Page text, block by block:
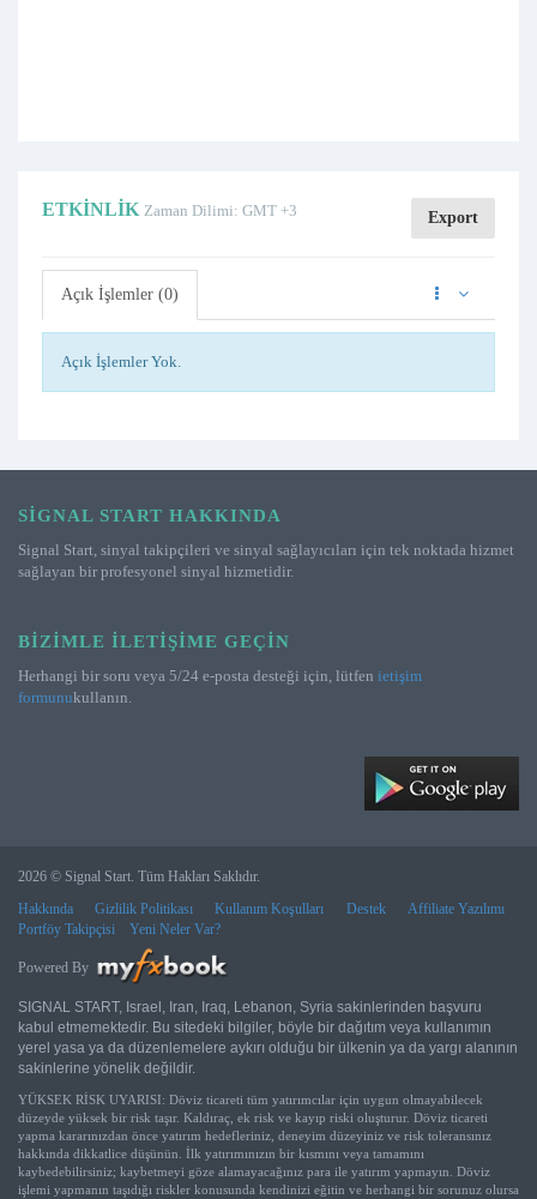
ETKINLIK Zaman Dilimi: GMT +3 Export
Açık İşlemler (0)
Açık İşlemler Yok.
SIGNAL START HAKKINDA
Signal Start, sinyal takipçileri ve sinyal sağlayıcıları için tek noktada hizmet
sağlayan bir profesyonel sinyal hizmetidir.
BIZIMLE İLETIŞIME GEÇIN
Herhangi bir soru veya 5/24 e-posta desteği için, lütfen ietişim
formunukullanın.
2026 © Signal Start. Tüm Hakları Saklıdır.
Hakkında
Gizlilik Politikası Kullanım Koşulları Destek
Affiliate Yazılımı
Portföy Takipçisi
Yeni Neler Var?
Powered By
SIGNAL START, Israel, Iran, Iraq, Lebanon, Syria sakinlerinden başvuru
kabul etmemektedir. Bu sitedeki bilgiler, böyle bir dağıtım veya kullanımın
yerel yasa ya da düzenlemelere aykırı olduğu bir ülkenin ya da yargı alanının
sakinlerine yönelik değildir.
YÜKSEK RİSK UYARISI: Döviz ticareti tüm yatırımcılar için uygun olmayabilecek
düzeyde yüksek bir risk taşır. Kaldıraç, ek risk ve kayıp riski oluşturur. Döviz ticareti
yapma kararınızdan önce yatırım hedefleriniz, deneyim düzeyiniz ve risk toleransınız
hakkında dikkatlice düşünün. İlk yatırımınızın bir kısmını veya tamamını
kaybedebilirsiniz; kaybetmeyi göze alamayacağınız para ile yatırım yapmayın. Döviz
işlemi yapmanın taşıdığı riskler konusunda kendinizi eğitin ve herhangi bir sorunuz olursa